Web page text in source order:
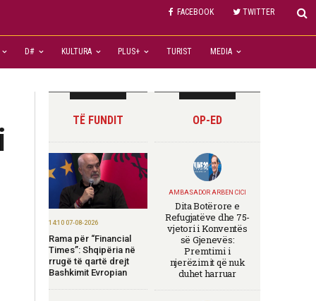
FACEBOOK TWITTER
D# KULTURA PLUS+ TURIST MEDIA
TË FUNDIT
14:10 07-08-2026
Rama për “Financial
Times”: Shqipëria në
rrugë të qartë drejt
Bashkimit Evropian
OP-ED
AMBASADOR ARBEN CICI
Dita Botërore e
Refugjatëve dhe 75-
vjetori i Konventës
së Gjenevës:
Premtimi i
njerëzimit që nuk
duhet harruar